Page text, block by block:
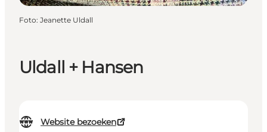
Uldall + Hansen
Website bezoeken
Foto: Jeanette Uldall